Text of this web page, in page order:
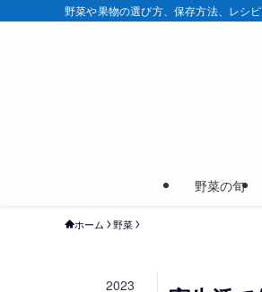
野菜や果物の選び方、保存方法、レシ
野菜の旬
ホーム 野菜
2023